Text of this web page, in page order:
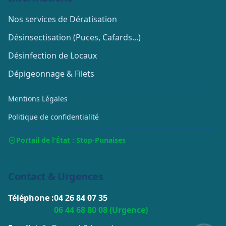
Nos services de Dératisation
Désinsectisation (Puces, Cafards...)
Désinfection de Locaux
Dépigeonnage & Filets
Mentions Légales
Politique de confidentialité
Portail de l'État : Stop-Punaises
Contact & Urgences
Téléphone :04 26 84 07 35
06 44 68 80 08 (Urgence)